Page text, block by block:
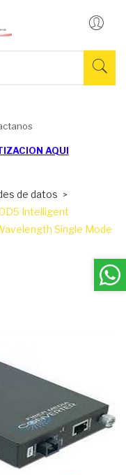
AQUI
de datos
Intelligent
Single Mode